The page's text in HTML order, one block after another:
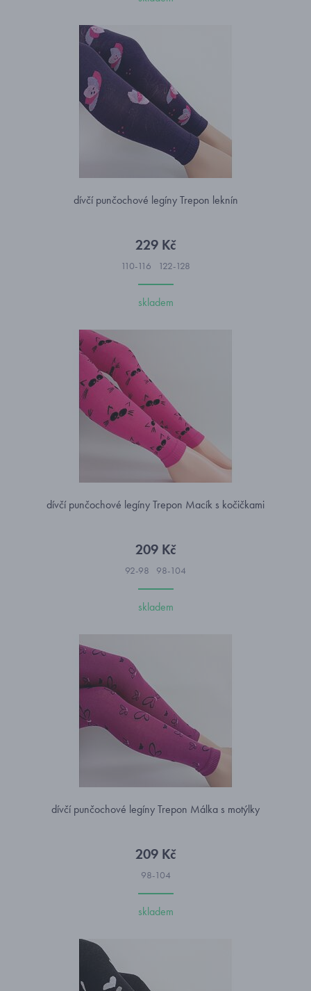
dívčí punčochové legíny Trepon leknín
229 Kč
110-116 122-128
skladem
dívčí punčochové legíny Trepon Macík s kočičkami
209 Kč
92-98 98-104
skladem
dívčí punčochové legíny Trepon Málka s motýlky
209 Kč
98-104
skladem